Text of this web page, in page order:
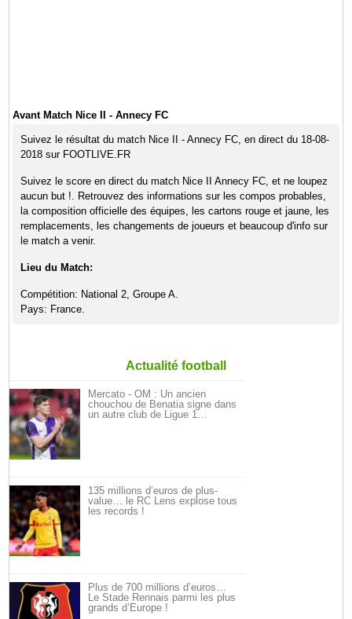
Avant Match Nice II - Annecy FC
Suivez le résultat du match Nice II - Annecy FC, en direct du 18-08-
2018 sur FOOTLIVE.FR
Suivez le score en direct du match Nice II Annecy FC, et ne loupez
aucun but !. Retrouvez des informations sur les compos probables,
la composition officielle des équipes, les cartons rouge et jaune, les
remplacements, les changements de joueurs et beaucoup d'info sur
le match a venir.
Lieu du Match:
Compétition: National 2, Groupe A.
Pays: France.
Actualité football
Mercato - OM : Un ancien
chouchou de Benatia signe dans
un autre club de Ligue 1…
135 millions d’euros de plus-
value… le RC Lens explose tous
les records !
Plus de 700 millions d’euros…
Le Stade Rennais parmi les plus
grands d’Europe !